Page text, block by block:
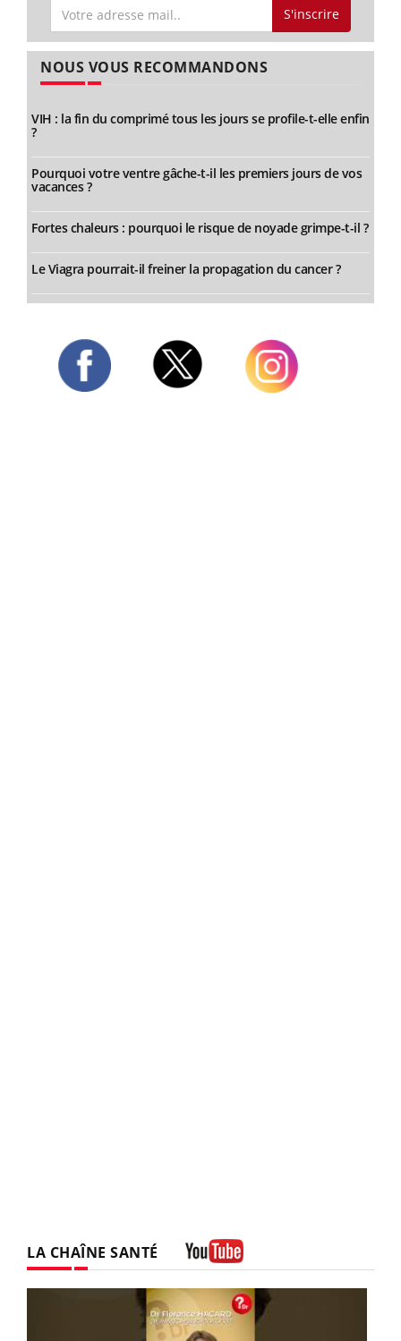
S'inscrire
NOUS VOUS RECOMMANDONS
VIH : la fin du comprimé tous les jours se profile-t-elle enfin
?
Pourquoi votre ventre gâche-t-il les premiers jours de vos
vacances ?
Fortes chaleurs : pourquoi le risque de noyade grimpe-t-il ?
Le Viagra pourrait-il freiner la propagation du cancer ?
LA CHAÎNE SANTÉ